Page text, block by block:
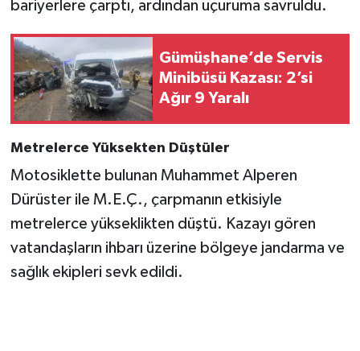
bariyerlere çarptı, ardından uçuruma savruldu.
Gümüşhane’de Servis
Minibüsü Kazası: 2’si
Ağır 9 Yaralı
Metrelerce Yüksekten Düştüler
Motosiklette bulunan Muhammet Alperen
Dürüster ile M.E.Ç., çarpmanın etkisiyle
metrelerce yükseklikten düştü. Kazayı gören
vatandaşların ihbarı üzerine bölgeye jandarma ve
sağlık ekipleri sevk edildi.
Sonsöz Özel
Spor
Vasıta